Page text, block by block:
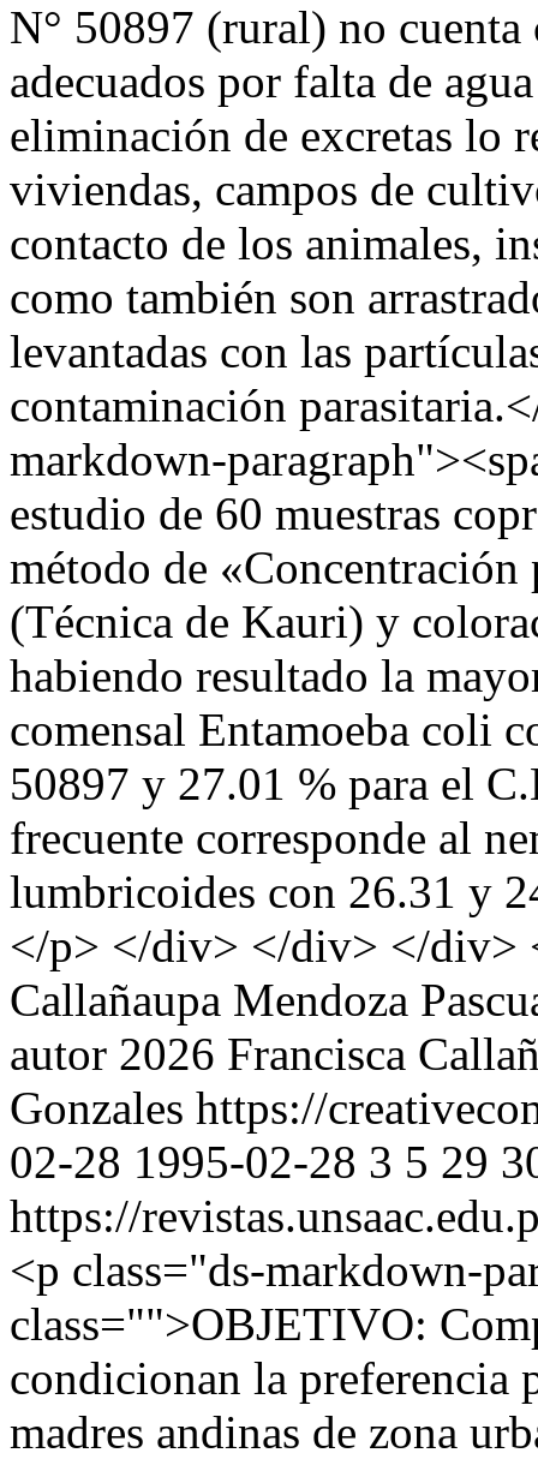
N° 50897 (rural) no
adecuados por falta de
eliminación de excretas lo
viviendas, campos de
contacto de los animales,
como también son
levantadas con las
contaminación
markdown-
estudio de 60 muestras
método de
(Técnica de Kauri) y
habiendo resultado la
comensal Entamoeba coli
50897 y 27.01 % para el
frecuente corresponde al
lumbricoides con 26.31 y
</p> </div> </div> </div>
Callañaupa Mendoza
autor 2026 Francisca
Gonzales https://
02-28 1995-02-28 3 5 29
https://
<p class="ds-markdown-
class="">OBJETIVO:
condicionan la
madres andinas de zona